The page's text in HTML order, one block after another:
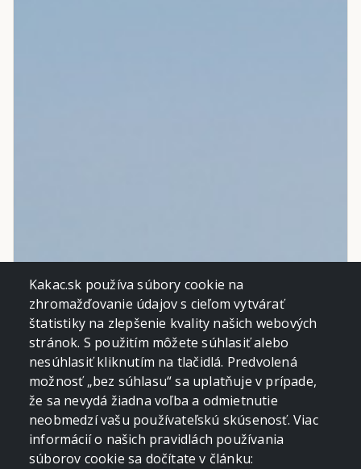
Kakac.sk používa súbory cookie na
zhromažďovanie údajov s cieľom vytvárať
štatistiky na zlepšenie kvality našich webových
stránok. S použitím môžete súhlasiť alebo
nesúhlasiť kliknutím na tlačidlá. Predvolená
možnosť „bez súhlasu“ sa uplatňuje v prípade,
že sa nevydá žiadna voľba a odmietnutie
neobmedzí vašu používateľskú skúsenosť. Viac
informácií o našich pravidlách používania
súborov cookie sa dočítate v článku: